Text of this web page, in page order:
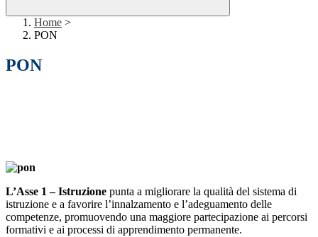
Home >
PON
PON
L’Asse 1 – Istruzione punta a migliorare la qualità del sistema di
istruzione e a favorire l’innalzamento e l’adeguamento delle
competenze, promuovendo una maggiore partecipazione ai percorsi
formativi e ai processi di apprendimento permanente.